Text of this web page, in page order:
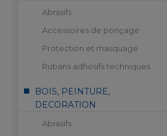
Abrasifs
Accessoires de ponçage
Protection et masquage
Rubans adhésifs techniques
BOIS, PEINTURE,
DECORATION
Abrasifs